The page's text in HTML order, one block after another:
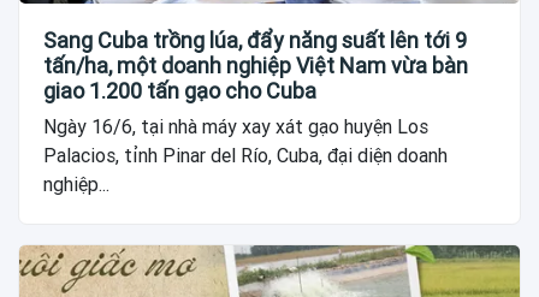
Sang Cuba trồng lúa, đẩy năng suất lên tới 9
tấn/ha, một doanh nghiệp Việt Nam vừa bàn
giao 1.200 tấn gạo cho Cuba
Ngày 16/6, tại nhà máy xay xát gạo huyện Los
Palacios, tỉnh Pinar del Río, Cuba, đại diện doanh
nghiệp...